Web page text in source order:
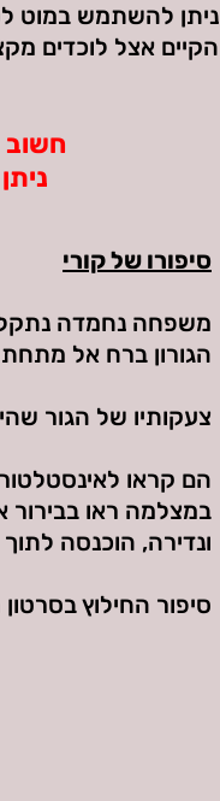
ניתן להשתמש במוט
הקיים אצל לוכדים
חשוב
סיפורו של קורי
משפחה נחמדה נתקלה
הגורון ברח אל מתחת
צעקותיו של הגור
הם קראו
במצלמה ראו בבירור
ונדירה, הוכנסה
סיפור החילוץ